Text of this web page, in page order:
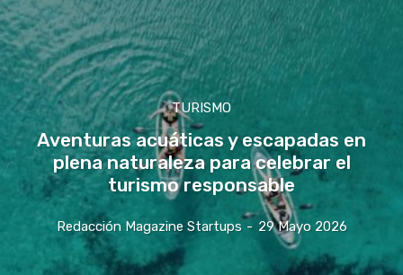
TURISMO
Aventuras acuáticas y escapadas en
plena naturaleza para celebrar el
turismo responsable
Redacción Magazine Startups - 29 Mayo 2026